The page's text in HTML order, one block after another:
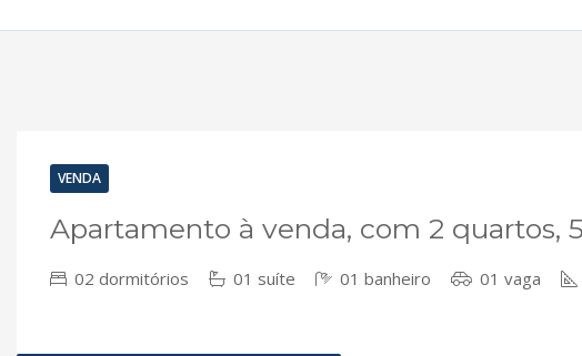
VENDA
Apartamento à venda, com 2 quartos,
02 dormitórios 01 suíte 01 banheiro 01 vaga